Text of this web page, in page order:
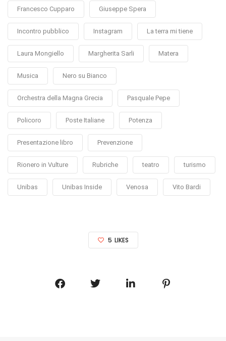
Francesco Cupparo Giuseppe Spera
Incontro pubblico Instagram La terra mi tiene
Laura Mongiello Margherita Sarli Matera
Musica Nero su Bianco
Orchestra della Magna Grecia Pasquale Pepe
Policoro Poste Italiane Potenza
Presentazione libro Prevenzione
Rionero in Vulture Rubriche teatro turismo
Unibas Unibas Inside Venosa Vito Bardi
5 LIKES